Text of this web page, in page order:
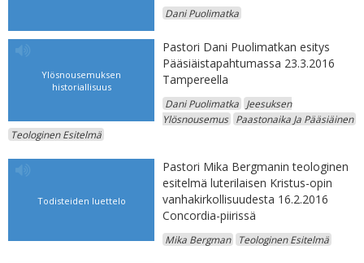
Dani Puolimatka
Ylösnousemuksen
historiallisuus
Pastori Dani Puolimatkan esitys
Pääsiäistapahtumassa 23.3.2016
Tampereella
Dani Puolimatka
Jeesuksen
Ylösnousemus
Paastonaika Ja Pääsiäinen
Teologinen Esitelmä
Todisteiden luettelo
Pastori Mika Bergmanin teologinen
esitelmä luterilaisen Kristus-opin
vanhakirkollisuudesta 16.2.2016
Concordia-piirissä
Mika Bergman Teologinen Esitelmä